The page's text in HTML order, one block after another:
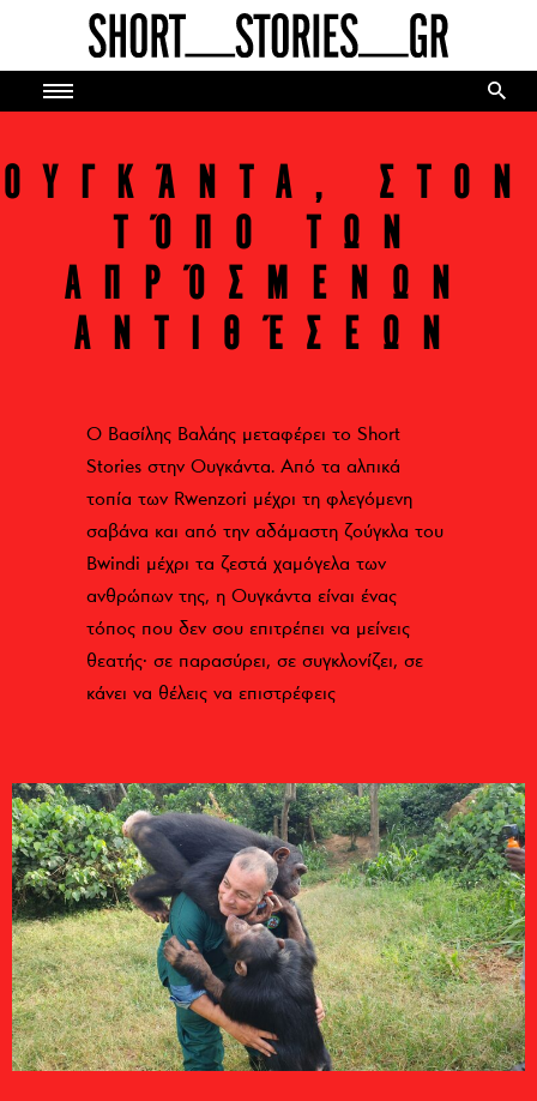
Skip
ΟΥΓΚΆΝΤΑ, ΣΤΟΝ
ΤΌΠΟ ΤΩΝ
ΑΠΡΌΣΜΕΝΩΝ
ΑΝΤΙΘΈΣΕΩΝ
Ο Βασίλης Βαλάης μεταφέρει το Short
Stories στην Ουγκάντα. Από τα αλπικά
τοπία των Rwenzori μέχρι τη φλεγόμενη
σαβάνα και από την αδάμαστη ζούγκλα του
Bwindi μέχρι τα ζεστά χαμόγελα των
ανθρώπων της, η Ουγκάντα είναι ένας
τόπος που δεν σου επιτρέπει να μείνεις
θεατής· σε παρασύρει, σε συγκλονίζει, σε
κάνει να θέλεις να επιστρέφεις